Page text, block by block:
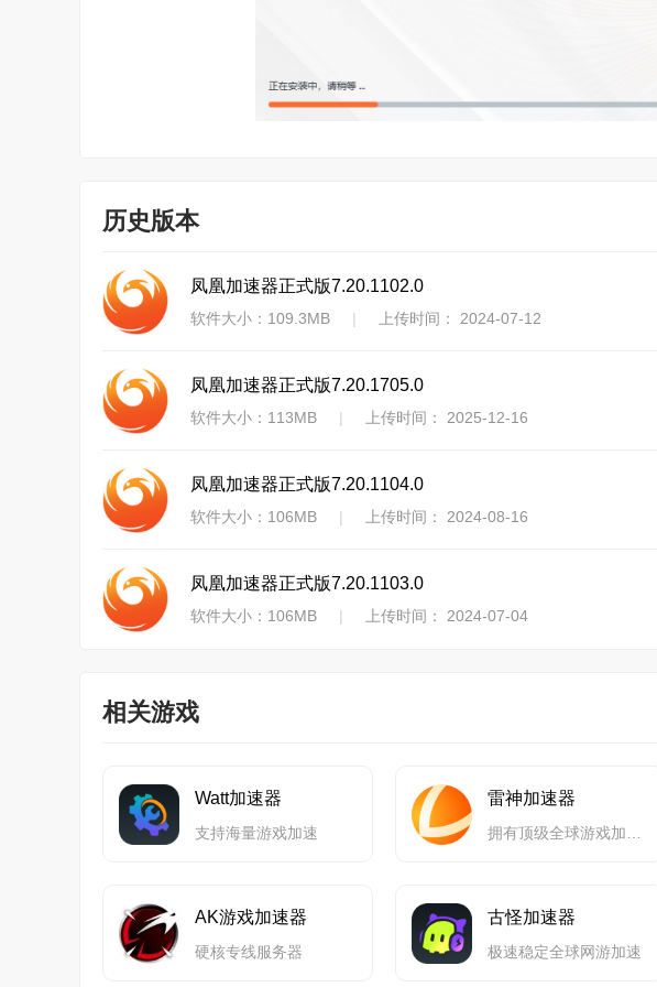
历史版本
凤凰加速器正式版7.20.1102.0
软件大小：109.3MB | 上传时间： 2024-07-12
凤凰加速器正式版7.20.1705.0
软件大小：113MB | 上传时间： 2025-12-16
凤凰加速器正式版7.20.1104.0
软件大小：106MB | 上传时间： 2024-08-16
凤凰加速器正式版7.20.1103.0
软件大小：106MB | 上传时间： 2024-07-04
相关游戏
Watt加速器
支持海量游戏加速
雷神加速器
AK游戏加速器
硬核专线服务器
古怪加速器
极速稳定全球网游加速